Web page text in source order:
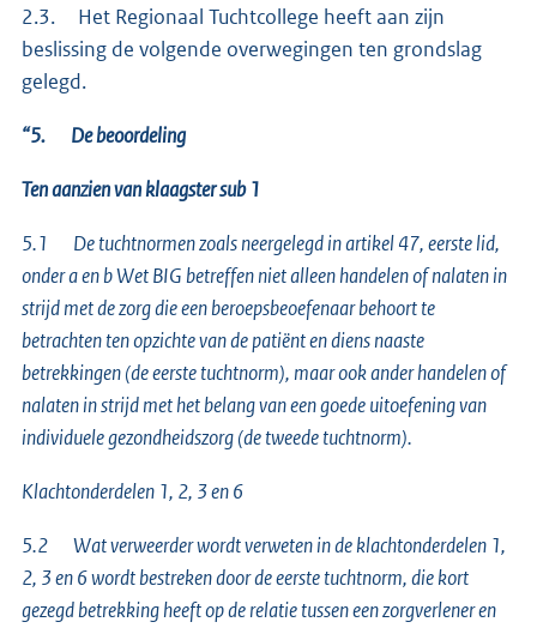
2.3. Het Regionaal Tuchtcollege heeft aan zijn
beslissing de volgende overwegingen ten grondslag
gelegd.
“5. De beoordeling
Ten aanzien van klaagster sub 1
5.1 De tuchtnormen zoals neergelegd in artikel 47, eerste lid,
onder a en b Wet BIG betreffen niet alleen handelen of nalaten in
strijd met de zorg die een beroepsbeoefenaar behoort te
betrachten ten opzichte van de patiënt en diens naaste
betrekkingen (de eerste tuchtnorm), maar ook ander handelen of
nalaten in strijd met het belang van een goede uitoefening van
individuele gezondheidszorg (de tweede tuchtnorm).
Klachtonderdelen 1, 2, 3 en 6
5.2 Wat verweerder wordt verweten in de klachtonderdelen 1,
2, 3 en 6 wordt bestreken door de eerste tuchtnorm, die kort
gezegd betrekking heeft op de relatie tussen een zorgverlener en